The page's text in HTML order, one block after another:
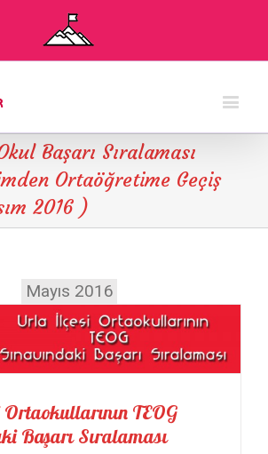
Başarı Sıralaması
Ortaöğretime Geçiş
2016 )
Mayıs 2016
TEOG
Başarı Sıralaması